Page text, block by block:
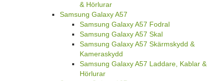
& Hörlurar
Samsung Galaxy A57
Samsung Galaxy A57 Fodral
Samsung Galaxy A57 Skal
Samsung Galaxy A57 Skärmskydd &
Kameraskydd
Samsung Galaxy A57 Laddare, Kablar &
Hörlurar